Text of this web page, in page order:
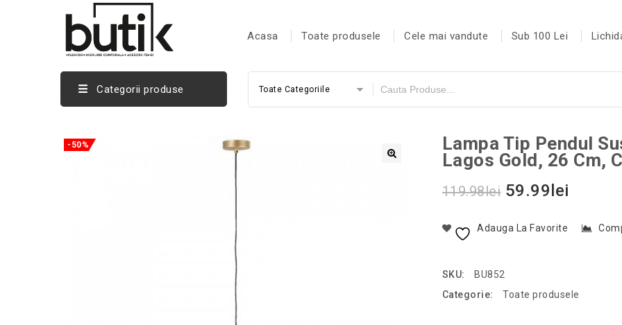
Acasa Toate produsele Cele mai vandute Sub 100 Lei
Categorii produse Toate Categoriile
-50%
Lampa Tip Pendul
Lagos Gold, 26 Cm,
119.98lei 59.99 lei
Adauga La Favorite
SKU:
BU852
Categorie:
Toate produsele